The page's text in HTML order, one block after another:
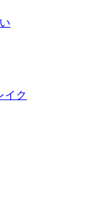
イク